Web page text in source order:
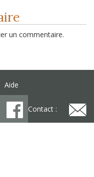
un commentaire.
Aide
Contact :